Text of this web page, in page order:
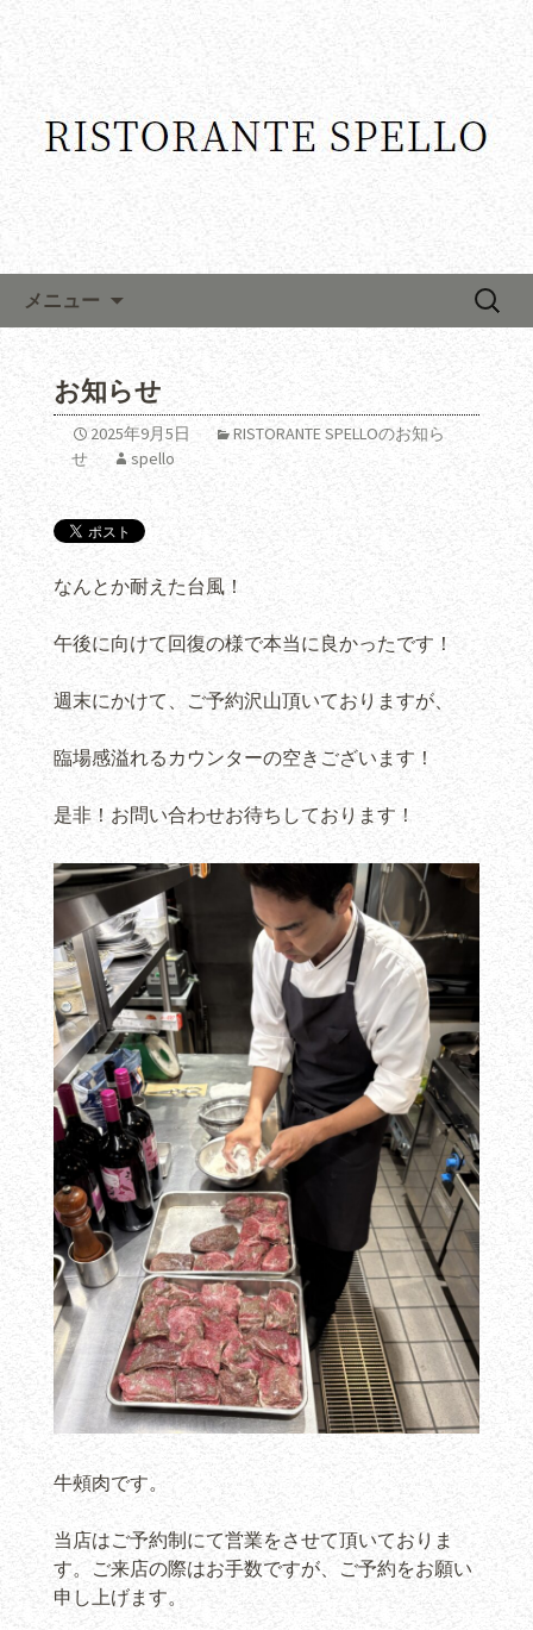
メニュー
検
お知らせ
2025年9月5日
RISTORANTE SPELLOのお知ら
せ
spello
なんとか耐えた台風！
午後に向けて回復の様で本当に良かったです！
週末にかけて、ご予約沢山頂いておりますが、
臨場感溢れるカウンターの空きございます！
是非！お問い合わせお待ちしております！
牛頰肉です。
当店はご予約制にて営業をさせて頂いておりま
す。ご来店の際はお手数ですが、ご予約をお願い
申し上げます。